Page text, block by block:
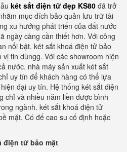
két sắt điện tử đẹp KS80 đã trở
mục đích bảo quản lưu trữ tài
xu hướng phát triển của đất nước
ngày càng cần thiết hơn. Với công
nổi bật. két sắt khoá điện tử bảo
tin dùngg. Với các showroom hiện
nước. nhà máy sản xuất két sắt
uy tín để khách hàng có thể lựa
đại uy tín. Hệ thống két sắt điện
chỉ và nhiều năm liền được bình
ngành. két sắt khoá điện tử
mặt. Có đế cao su cố định hoặc
điện tử bảo mật